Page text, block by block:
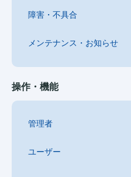
障害・不具合
メンテナンス・お知らせ
操作・機能
管理者
ユーザー